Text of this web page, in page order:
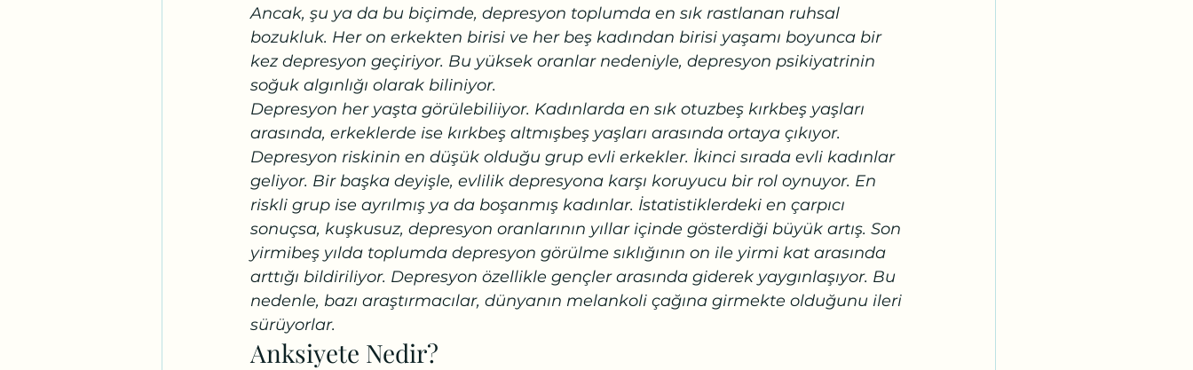
Ancak, şu ya da bu biçimde, depresyon toplumda en sık rastlanan ruhsal
bozukluk. Her on erkekten birisi ve her beş kadından birisi yaşamı boyunca bir
kez depresyon geçiriyor. Bu yüksek oranlar nedeniyle, depresyon psikiyatrinin
soğuk algınlığı olarak biliniyor.
Depresyon her yaşta görülebiliiyor. Kadınlarda en sık otuzbeş kırkbeş yaşları
arasında, erkeklerde ise kırkbeş altmışbeş yaşları arasında ortaya çıkıyor.
Depresyon riskinin en düşük olduğu grup evli erkekler. İkinci sırada evli kadınlar
geliyor. Bir başka deyişle, evlilik depresyona karşı koruyucu bir rol oynuyor. En
riskli grup ise ayrılmış ya da boşanmış kadınlar. İstatistiklerdeki en çarpıcı
sonuçsa, kuşkusuz, depresyon oranlarının yıllar içinde gösterdiği büyük artış. Son
yirmibeş yılda toplumda depresyon görülme sıklığının on ile yirmi kat arasında
arttığı bildiriliyor. Depresyon özellikle gençler arasında giderek yaygınlaşıyor. Bu
nedenle, bazı araştırmacılar, dünyanın melankoli çağına girmekte olduğunu ileri
sürüyorlar.
Anksiyete Nedir?